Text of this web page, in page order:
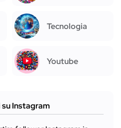
Tecnologia
Youtube
Instagram